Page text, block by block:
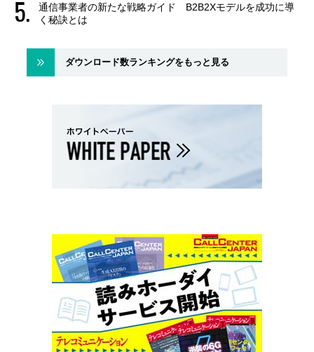
通信事業者の新たな戦略ガイド B2B2Xモデルを成功に導
く秘訣とは
ダウンロード数ランキングをもっと見る